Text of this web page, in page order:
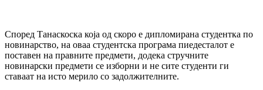
Според Танаскоска која од скоро е дипломирана студентка по
новинарство, на оваа студентска програма пиедесталот е
поставен на правните предмети, додека стручните
новинарски предмети се изборни и не сите студенти ги
ставаат на исто мерило со задолжителните.